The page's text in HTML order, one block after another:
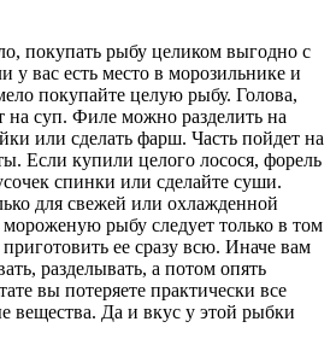
покупать рыбу целиком выгодно с
у вас есть место в морозильнике и
покупайте целую рыбу. Голова,
на суп. Филе можно разделить на
или сделать фарш. Часть пойдет на
Если купили целого лосося, форель
спинки или сделайте суши.
для свежей или охлажденной
рыбу следует только в том
ее сразу всю. Иначе вам
разделывать, а потом опять
вы потеряете практически все
вещества. Да и вкус у этой рыбки